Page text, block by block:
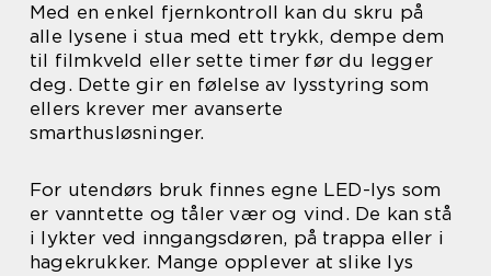
Med en enkel fjernkontroll kan du skru på
alle lysene i stua med ett trykk, dempe dem
til filmkveld eller sette timer før du legger
deg. Dette gir en følelse av lysstyring som
ellers krever mer avanserte
smarthusløsninger.
For utendørs bruk finnes egne LED-lys som
er vanntette og tåler vær og vind. De kan stå
i lykter ved inngangsdøren, på trappa eller i
hagekrukker. Mange opplever at slike lys